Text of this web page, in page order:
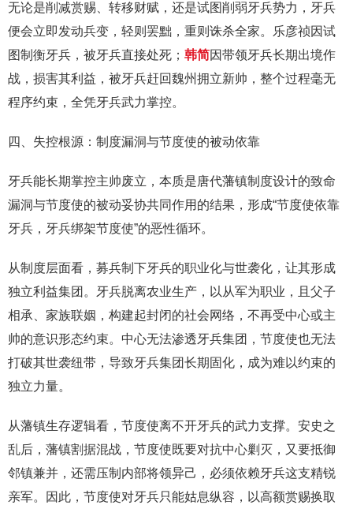
无论是削减赏赐、转移财赋，还是试图削弱牙兵势力，牙兵
便会立即发动兵变，轻则罢黜，重则诛杀全家。乐彦祯因试
图制衡牙兵，被牙兵直接处死； 韩简因带领牙兵长期出境作
战，损害其利益，被牙兵赶回魏州拥立新帅，整个过程毫无
程序约束，全凭牙兵武力掌控。
四、失控根源：制度漏洞与节度使的被动依靠
牙兵能长期掌控主帅废立，本质是唐代藩镇制度设计的致命
漏洞与节度使的被动妥协共同作用的结果，形成“节度使依靠
牙兵，牙兵绑架节度使”的恶性循环。
从制度层面看，募兵制下牙兵的职业化与世袭化，让其形成
独立利益集团。牙兵脱离农业生产，以从军为职业，且父子
相承、家族联姻，构建起封闭的社会网络，不再受中心或主
帅的意识形态约束。中心无法渗透牙兵集团，节度使也无法
打破其世袭纽带，导致牙兵集团长期固化，成为难以约束的
独立力量。
从藩镇生存逻辑看，节度使离不开牙兵的武力支撑。安史之
乱后，藩镇割据混战，节度使既要对抗中心剿灭，又要抵御
邻镇兼并，还需压制内部将领异己，必须依赖牙兵这支精锐
亲军。因此，节度使对牙兵只能姑息纵容，以高额赏赐换取